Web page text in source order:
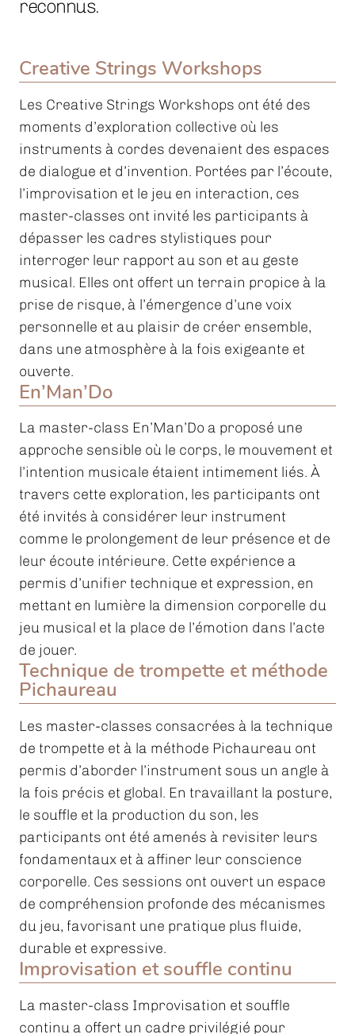
Creative Strings Workshops
Les Creative Strings Workshops ont été des
moments d’exploration collective où les
instruments à cordes devenaient des espaces
de dialogue et d’invention. Portées par l’écoute,
l’improvisation et le jeu en interaction, ces
master-classes ont invité les participants à
dépasser les cadres stylistiques pour
interroger leur rapport au son et au geste
musical. Elles ont offert un terrain propice à la
prise de risque, à l’émergence d’une voix
personnelle et au plaisir de créer ensemble,
dans une atmosphère à la fois exigeante et
ouverte.
En’Man’Do
La master-class En’Man’Do a proposé une
approche sensible où le corps, le mouvement et
l’intention musicale étaient intimement liés. À
travers cette exploration, les participants ont
été invités à considérer leur instrument
comme le prolongement de leur présence et de
leur écoute intérieure. Cette expérience a
permis d’unifier technique et expression, en
mettant en lumière la dimension corporelle du
jeu musical et la place de l’émotion dans l’acte
de jouer.
Technique de trompette et méthode
Pichaureau
Les master-classes consacrées à la technique
de trompette et à la méthode Pichaureau ont
permis d’aborder l’instrument sous un angle à
la fois précis et global. En travaillant la posture,
le souffle et la production du son, les
participants ont été amenés à revisiter leurs
fondamentaux et à affiner leur conscience
corporelle. Ces sessions ont ouvert un espace
de compréhension profonde des mécanismes
du jeu, favorisant une pratique plus fluide,
durable et expressive.
Improvisation et souffle continu
La master-class Improvisation et souffle
continu a offert un cadre privilégié pour
reconnus.